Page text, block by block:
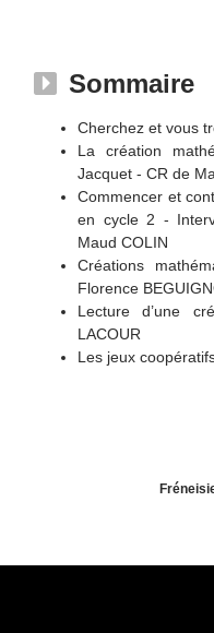
Sommaire
Cherchez et vous
La création
Jacquet - CR de
Commencer et
en cycle 2 -
Maud COLIN
Créations
Florence
Lecture d’une
LACOUR
Les jeux